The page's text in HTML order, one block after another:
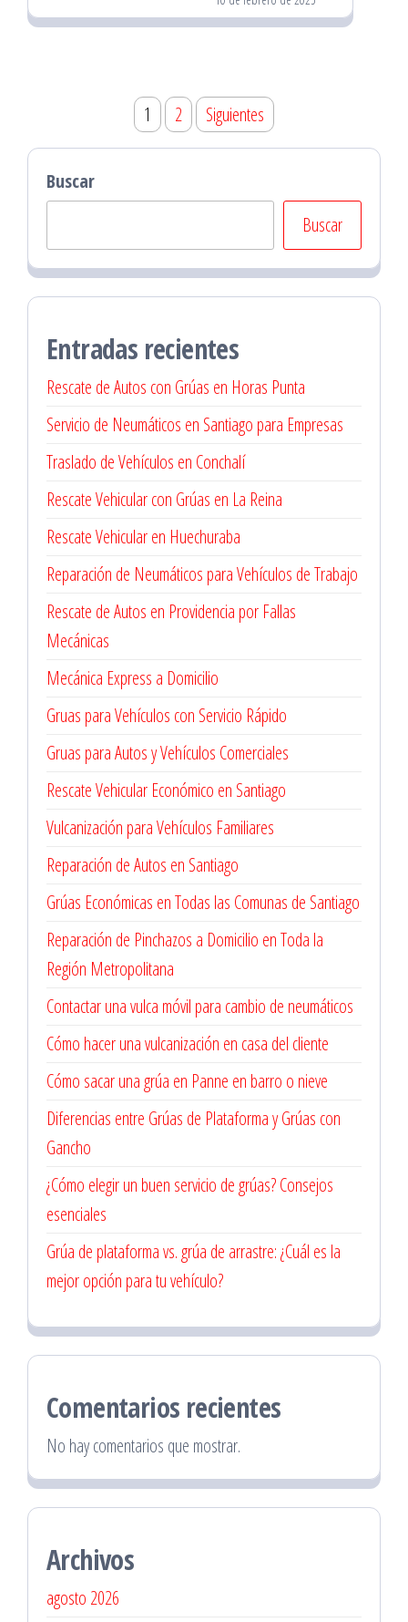
Paginación
de
entradas
1 2 Siguientes
Buscar
Buscar
Entradas recientes
Rescate de Autos con Grúas en Horas Punta
Servicio de Neumáticos en Santiago para Empresas
Traslado de Vehículos en Conchalí
Rescate Vehicular con Grúas en La Reina
Rescate Vehicular en Huechuraba
Reparación de Neumáticos para Vehículos de Trabajo
Rescate de Autos en Providencia por Fallas
Mecánicas
Mecánica Express a Domicilio
Gruas para Vehículos con Servicio Rápido
Gruas para Autos y Vehículos Comerciales
Rescate Vehicular Económico en Santiago
Vulcanización para Vehículos Familiares
Reparación de Autos en Santiago
Grúas Económicas en Todas las Comunas de Santiago
Reparación de Pinchazos a Domicilio en Toda la
Región Metropolitana
Contactar una vulca móvil para cambio de neumáticos
Cómo hacer una vulcanización en casa del cliente
Cómo sacar una grúa en Panne en barro o nieve
Diferencias entre Grúas de Plataforma y Grúas con
Gancho
¿Cómo elegir un buen servicio de grúas? Consejos
esenciales
Grúa de plataforma vs. grúa de arrastre: ¿Cuál es la
mejor opción para tu vehículo?
Comentarios recientes
No hay comentarios que mostrar.
Archivos
agosto 2026